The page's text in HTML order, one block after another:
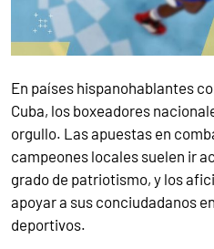
En países hispanohablantes
Cuba, los boxeadores
orgullo. Las apuestas en
campeones locales suelen ir
grado de patriotismo, y los
apoyar a sus conciudadanos
deportivos.